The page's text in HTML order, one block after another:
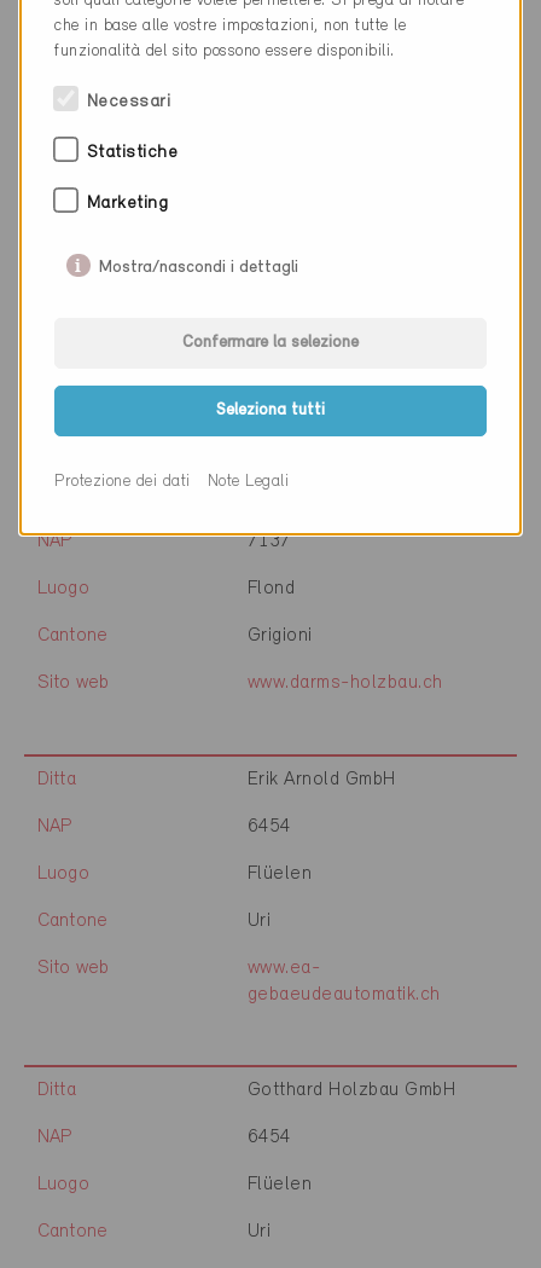
Cantone Argovia
Sito web
Ditta
Friburgo
Darms Holzbau
NAP 7137
Luogo Flond
Cantone Grigioni
Sito web www.darms-holzbau.ch
Ditta Erik Arnold GmbH
NAP 6454
Luogo Flüelen
Cantone Uri
Sito web
www.ea-
gebaeudeautomatik.ch
Ditta Gotthard Holzbau GmbH
NAP 6454
Luogo Flüelen
Cantone Uri
che in base alle vostre impostazioni, non tutte le
funzionalità del sito possono essere disponibili.
Necessari
Statistiche
Marketing
Mostra/nascondi i dettagli
Confermare la selezione
Seleziona tutti
Protezione dei dati Note Legali